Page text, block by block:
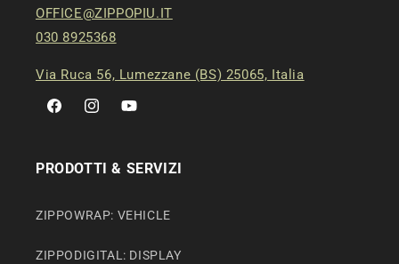
OFFICE@ZIPPOPIU.IT
030 8925368
Via Ruca 56, Lumezzane (BS) 25065, Italia
FacebookInstagramYouTube
PRODOTTI & SERVIZI
ZIPPOWRAP: VEHICLE
ZIPPODIGITAL: DISPLAY